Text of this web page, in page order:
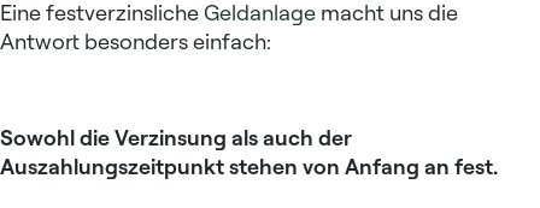
Eine festverzinslicheGeldanlage macht uns die
Antwort besonders einfach:
Sowohl die Verzinsung als auch der
Auszahlungszeitpunkt stehen von Anfang an fest.